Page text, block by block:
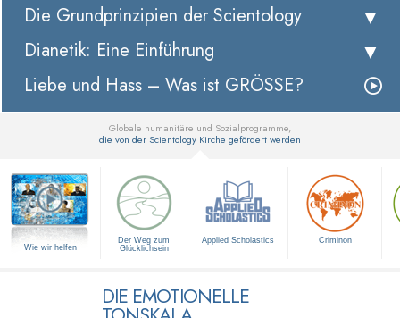
Die Grundprinzipien der Scientology
Dianetik: Eine Einführung
Liebe und Hass – Was ist GRÖSSE?
Globale humanitäre und Sozialprogramme,
die von der Scientology Kirche gefördert werden
Wie wir helfen
Der Weg zum
Glücklichsein
Applied Scholastics Criminon
DIE EMOTIONELLE